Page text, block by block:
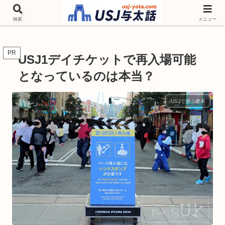
チケットやシーズンイベント ニンテンドーワールド アトラクションなどユニ
バを歩いて情報収集しています
PR USJ1デイチケットで再入場可能
となっているのは本当？
USJで遊ぶ基本
検索 メニュー